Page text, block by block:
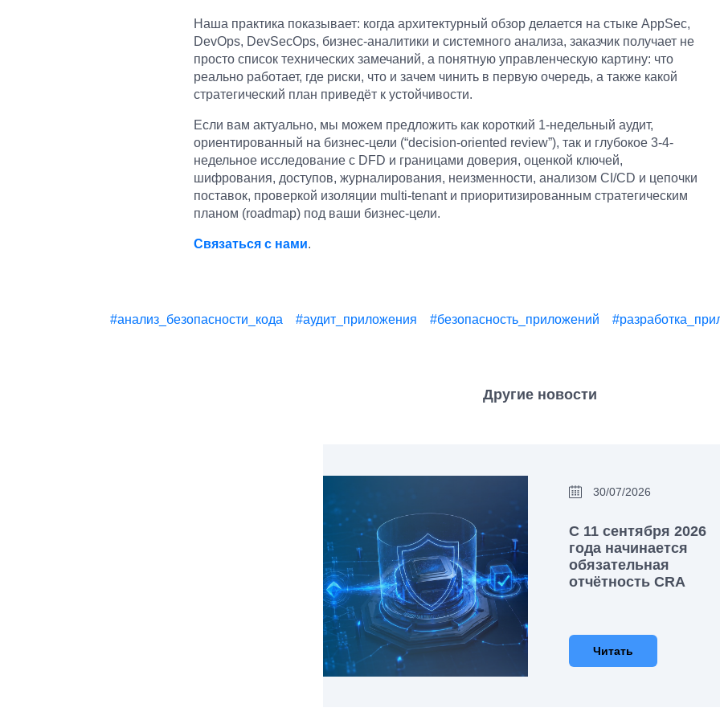
Наша практика показывает: когда архитектурный обзор делается на стыке AppSec,
DevOps, DevSecOps, бизнес-аналитики и системного анализа, заказчик получает не
просто список технических замечаний, а понятную управленческую картину: что
реально работает, где риски, что и зачем чинить в первую очередь, а также какой
стратегический план приведёт к устойчивости.
Если вам актуально, мы можем предложить как короткий 1-недельный аудит,
ориентированный на бизнес-цели (“decision-oriented review”), так и глубокое 3-4-
недельное исследование с DFD и границами доверия, оценкой ключей,
шифрования, доступов, журналирования, неизменности, анализом CI/CD и цепочки
поставок, проверкой изоляции multi-tenant и приоритизированным стратегическим
планом (roadmap) под ваши бизнес-цели.
Связаться с нами.
#анализ_безопасности_кода #аудит_приложения #безопасность_приложений
Другие новости
30/07/2026
С 11 сентября 2026
года начинается
обязательная
отчётность CRA
Читать